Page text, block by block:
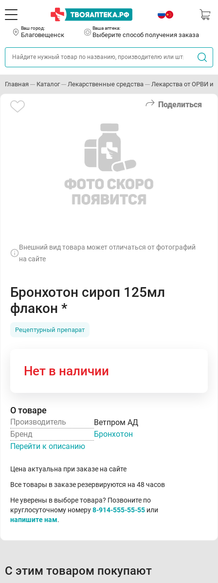
Ваш город:
Благовещенск
Ваша аптека:
Выберите способ получения заказа
Главная Каталог Лекарственные средства Лекарства от ОРВИ и
Поделиться
Внешний вид товара может отличаться от фотографий
на сайте
Бронхотон сироп 125мл
флакон *
Рецептурный препарат
Нет в наличии
О товаре
Производитель
Ветпром АД
Бренд
Бронхотон
Перейти к описанию
Цена актуальна при заказе на сайте
Все товары в заказе резервируются на 48 часов
Не уверены в выборе товара? Позвоните по
круглосуточному номеру8-914-555-55-55 или
напишите нам.
С этим товаром покупают